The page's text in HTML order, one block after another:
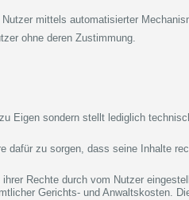
mittels automatisierter
ohne deren Zustimmung.
Eigen sondern stellt lediglich
zu sorgen, dass seine Inhalte
Rechte durch vom Nutzer
Gerichts- und Anwaltskosten.